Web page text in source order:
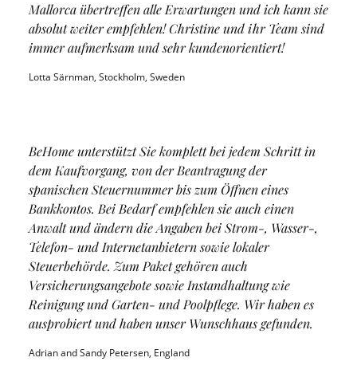
Mallorca übertreffen alle Erwartungen und ich kann sie
absolut weiter empfehlen! Christine und ihr Team sind
immer aufmerksam und sehr kundenorientiert!
Lotta Särnman, Stockholm, Sweden
BeHome unterstützt Sie komplett bei jedem Schritt in
dem Kaufvorgang, von der Beantragung der
spanischen Steuernummer bis zum Öffnen eines
Bankkontos. Bei Bedarf empfehlen sie auch einen
Anwalt und ändern die Angaben bei Strom-, Wasser-,
Telefon- und Internetanbietern sowie lokaler
Steuerbehörde. Zum Paket gehören auch
Versicherungsangebote sowie Instandhaltung wie
Reinigung und Garten- und Poolpflege. Wir haben es
ausprobiert und haben unser Wunschhaus gefunden.
Adrian and Sandy Petersen, England